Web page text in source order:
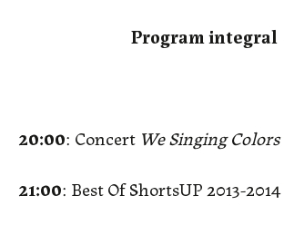
Program integral
20:00: Concert We Singing Colors
21:00: Best Of ShortsUP 2013-2014